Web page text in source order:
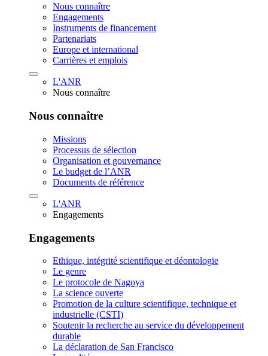
Nous connaître
Engagements
Instruments de financement
Partenariats
Europe et international
Carrières et emplois
L'ANR
Nous connaître
Nous connaître
Missions
Processus de sélection
Organisation et gouvernance
Le budget de l’ANR
Documents de référence
L'ANR
Engagements
Engagements
Ethique, intégrité scientifique et déontologie
Le genre
Le protocole de Nagoya
La science ouverte
Promotion de la culture scientifique, technique et
industrielle (CSTI)
Soutenir la recherche au service du développement
durable
La déclaration de San Francisco